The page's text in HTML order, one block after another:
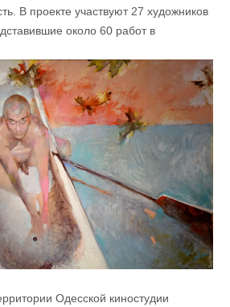
В проекте участвуют 27 художников
около 60 работ в
Одесской киностудии